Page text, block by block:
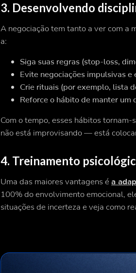
3. Desenvolvendo
A negociação tem tanto a ver com a
a:
Siga suas regras (stop-loss,
Evite negociações impulsivas e
Crie rituais (por exemplo, lista
Reforce o hábito de manter um
Com o tempo, esses hábitos
não está improvisando — está
4. Treinamento
Uma das maiores vantagens éa
100% do envolvimento emocional,
situações de incerteza e veja como